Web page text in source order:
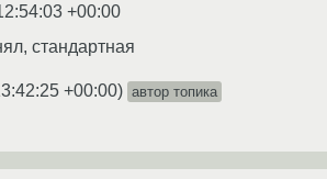
+00:00
стандартная
+00:00) автор топика